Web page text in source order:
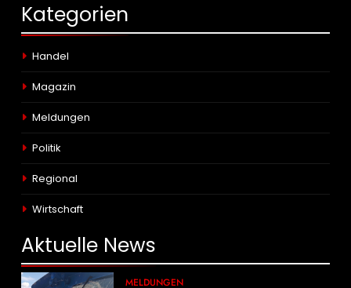
Kategorien
Handel
Magazin
Meldungen
Politik
Regional
Wirtschaft
Aktuelle News
MELDUNGEN